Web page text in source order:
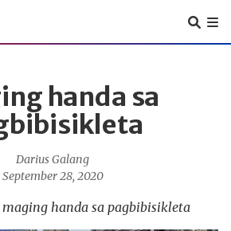
handa sa
Darius Galang
September 28, 2020
handa sa pagbibisikleta